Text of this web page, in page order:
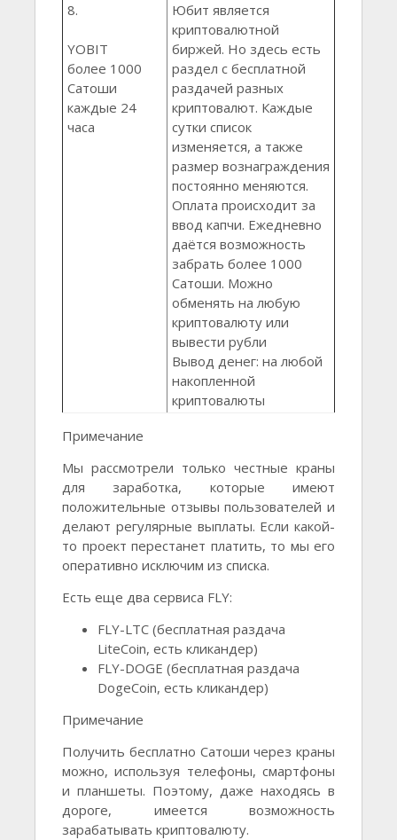
8.
YOBIT
более 1000
Сатоши
каждые 24
часа
Юбит является
криптовалютной
биржей. Но здесь есть
раздел с бесплатной
раздачей разных
криптовалют. Каждые
сутки список
изменяется, а также
размер вознаграждения
постоянно меняются.
Оплата происходит за
ввод капчи. Ежедневно
даётся возможность
забрать более 1000
Сатоши. Можно
обменять на любую
криптовалюту или
вывести рубли
Вывод денег: на любой
накопленной
криптовалюты
Примечание
Мы рассмотрели только честные краны
для заработка, которые имеют
положительные отзывы пользователей и
делают регулярные выплаты. Если какой-
то проект перестанет платить, то мы его
оперативно исключим из списка.
Есть еще два сервиса FLY:
FLY-LTC (бесплатная раздача
LiteCoin, есть кликандер)
FLY-DOGE (бесплатная раздача
DogeCoin, есть кликандер)
Примечание
Получить бесплатно Сатоши через краны
можно, используя телефоны, смартфоны
и планшеты. Поэтому, даже находясь в
дороге, имеется возможность
зарабатывать криптовалюту.